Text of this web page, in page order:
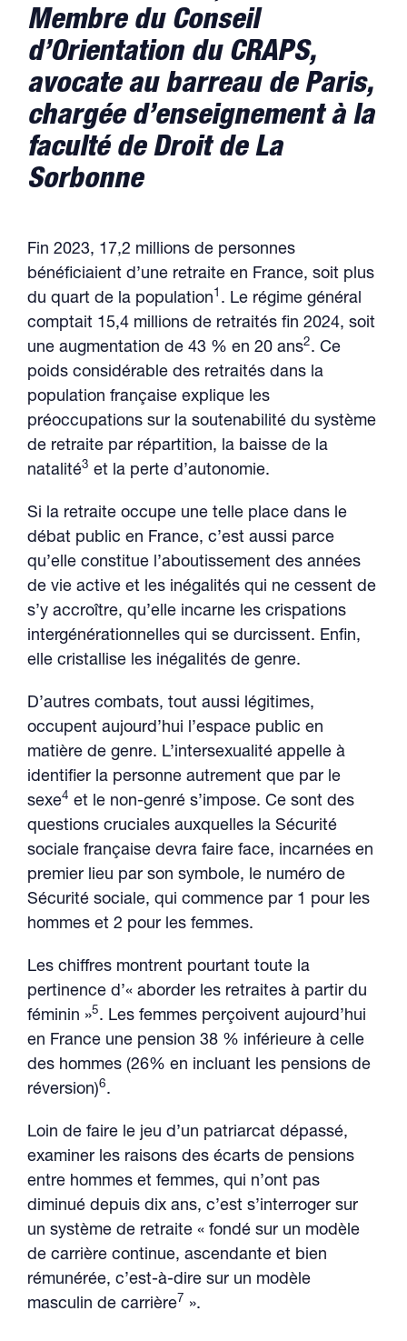
Membre du Conseil
d’Orientation du CRAPS,
avocate au barreau de Paris,
chargée d’enseignement à la
faculté de Droit de La
Sorbonne
Fin 2023, 17,2 millions de personnes
bénéficiaient d’une retraite en France, soit plus
du quart de la population1 . Le régime général
comptait 15,4 millions de retraités fin 2024, soit
une augmentation de 43 % en 20 ans2. Ce
poids considérable des retraités dans la
population française explique les
préoccupations sur la soutenabilité du système
de retraite par répartition, la baisse de la
natalité3 et la perte d’autonomie.
Si la retraite occupe une telle place dans le
débat public en France, c’est aussi parce
qu’elle constitue l’aboutissement des années
de vie active et les inégalités qui ne cessent de
s’y accroître, qu’elle incarne les crispations
intergénérationnelles qui se durcissent. Enfin,
elle cristallise les inégalités de genre.
D’autres combats, tout aussi légitimes,
occupent aujourd’hui l’espace public en
matière de genre. L’intersexualité appelle à
identifier la personne autrement que par le
sexe4 et le non-genré s’impose. Ce sont des
questions cruciales auxquelles la Sécurité
sociale française devra faire face, incarnées en
premier lieu par son symbole, le numéro de
Sécurité sociale, qui commence par 1 pour les
hommes et 2 pour les femmes.
Les chiffres montrent pourtant toute la
pertinence d’« aborder les retraites à partir du
féminin »5. Les femmes perçoivent aujourd’hui
en France une pension 38 % inférieure à celle
des hommes (26% en incluant les pensions de
réversion)6.
Loin de faire le jeu d’un patriarcat dépassé,
examiner les raisons des écarts de pensions
entre hommes et femmes, qui n’ont pas
diminué depuis dix ans, c’est s’interroger sur
un système de retraite « fondé sur un modèle
de carrière continue, ascendante et bien
rémunérée, c’est-à-dire sur un modèle
masculin de carrière7 ».